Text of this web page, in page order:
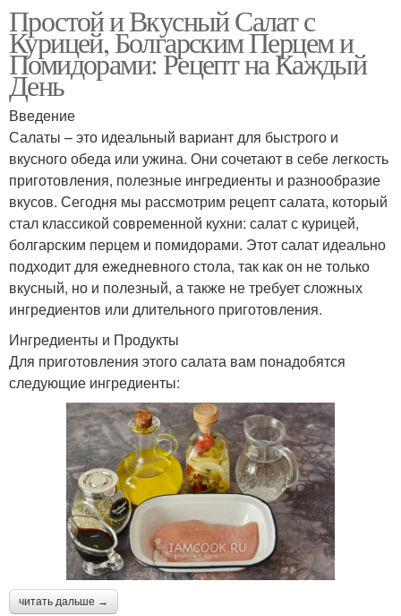
Простой и Вкусный Салат с
Курицей, Болгарским Перцем и
Помидорами: Рецепт на Каждый
День
Введение
Салаты – это идеальный вариант для быстрого и
вкусного обеда или ужина. Они сочетают в себе легкость
приготовления, полезные ингредиенты и разнообразие
вкусов. Сегодня мы рассмотрим рецепт салата, который
стал классикой современной кухни: салат с курицей,
болгарским перцем и помидорами. Этот салат идеально
подходит для ежедневного стола, так как он не только
вкусный, но и полезный, а также не требует сложных
ингредиентов или длительного приготовления.
Ингредиенты и Продукты
Для приготовления этого салата вам понадобятся
следующие ингредиенты:
читать дальше →